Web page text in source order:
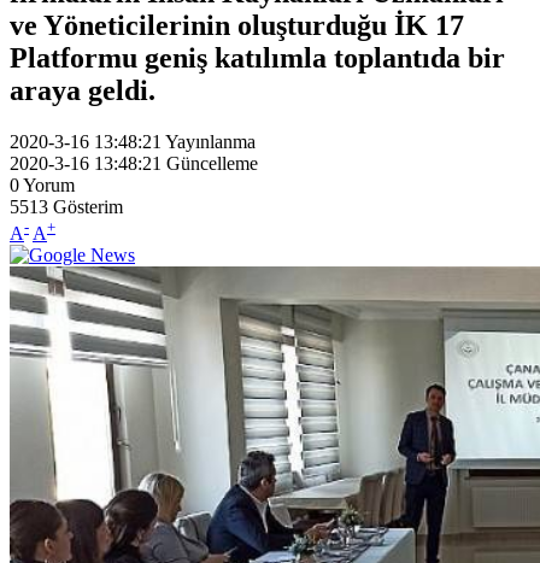
ve Yöneticilerinin oluşturduğu İK 17
Platformu geniş katılımla toplantıda bir
araya geldi.
2020-3-16 13:48:21 Yayınlanma
2020-3-16 13:48:21 Güncelleme
0Yorum
5513 Gösterim
A- A+